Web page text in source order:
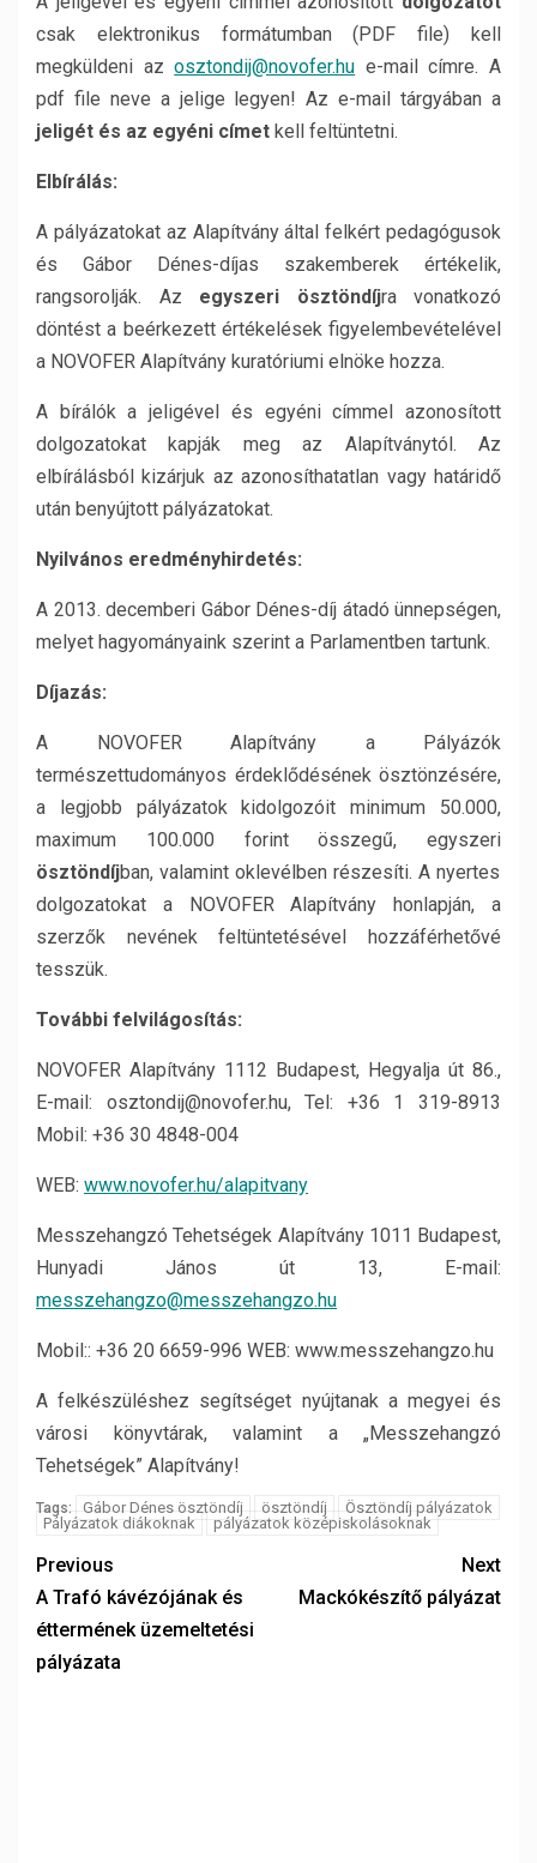
csak elektronikus formátumban (PDF file) kell
megküldeni azosztondij@novofer.hu e-mail címre. A
pdf file neve a jelige legyen! Az e-mail tárgyában a
jeligét és az egyéni címet kell feltüntetni.
Elbírálás:
A pályázatokat az Alapítvány által felkért pedagógusok
és Gábor Dénes-díjas szakemberek értékelik,
rangsorolják. Az egyszeri ösztöndíjra vonatkozó
döntést a beérkezett értékelések figyelembevételével
a NOVOFER Alapítvány kuratóriumi elnöke hozza.
A bírálók a jeligével és egyéni címmel azonosított
dolgozatokat kapják meg az Alapítványtól. Az
elbírálásból kizárjuk az azonosíthatatlan vagy határidő
után benyújtott pályázatokat.
Nyilvános eredményhirdetés:
A 2013. decemberi Gábor Dénes-díj átadó ünnepségen,
melyet hagyományaink szerint a Parlamentben tartunk.
Díjazás:
A NOVOFER Alapítvány a Pályázók
természettudományos érdeklődésének ösztönzésére,
a legjobb pályázatok kidolgozóit minimum 50.000,
maximum 100.000 forint összegű, egyszeri
ösztöndíjban, valamint oklevélben részesíti. A nyertes
dolgozatokat a NOVOFER Alapítvány honlapján, a
szerzők nevének feltüntetésével hozzáférhetővé
tesszük.
További felvilágosítás:
NOVOFER Alapítvány 1112 Budapest, Hegyalja út 86.,
E-mail: osztondij@novofer.hu, Tel: +36 1 319-8913
Mobil: +36 30 4848-004
WEB: www.novofer.hu/alapitvany
Messzehangzó Tehetségek Alapítvány 1011 Budapest,
Hunyadi János út 13, E-mail:
messzehangzo@messzehangzo.hu
Mobil:: +36 20 6659-996 WEB: www.messzehangzo.hu
A felkészüléshez segítséget nyújtanak a megyei és
városi könyvtárak, valamint a „Messzehangzó
Tehetségek” Alapítvány!
Tags: Gábor Dénes ösztöndíj ösztöndíj
Ösztöndíj pályázatok
Pályázatok diákoknak
pályázatok középiskolásoknak
Previous
A Trafó kávézójának és
éttermének üzemeltetési
pályázata
Next
Mackókészítő pályázat